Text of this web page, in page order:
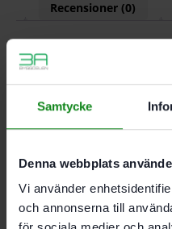
Samtycke
Denna webbplats
Vi använder
och annonserna till
Recensioner (0)
Träbrickor med
brickan
För DF 500
Material: Bok